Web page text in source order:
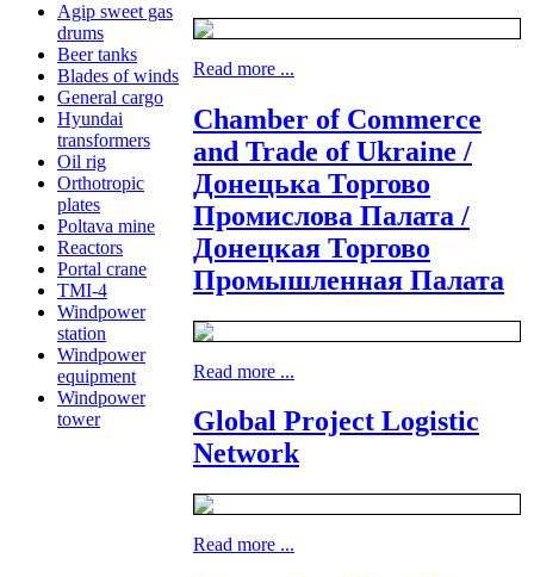
Agip sweet gas
drums
Beer tanks
Blades of winds
General cargo
Hyundai
transformers
Oil rig
Orthotropic
plates
Poltava mine
Reactors
Portal crane
TMI-4
Windpower
station
Windpower
equipment
Windpower
tower
Read more ...
Chamber of Commerce
and Trade of Ukraine /
Донецька Торгово
Промислова Палата /
Донецкая Торгово
Промышленная Палата
Read more ...
Global Project Logistic
Network
Read more ...